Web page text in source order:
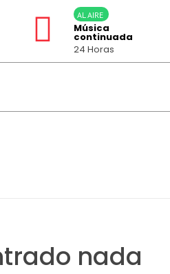
AL AIRE
Música
continuada
24 Horas
nada